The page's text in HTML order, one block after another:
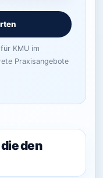
KMU im
Praxisangebote
den